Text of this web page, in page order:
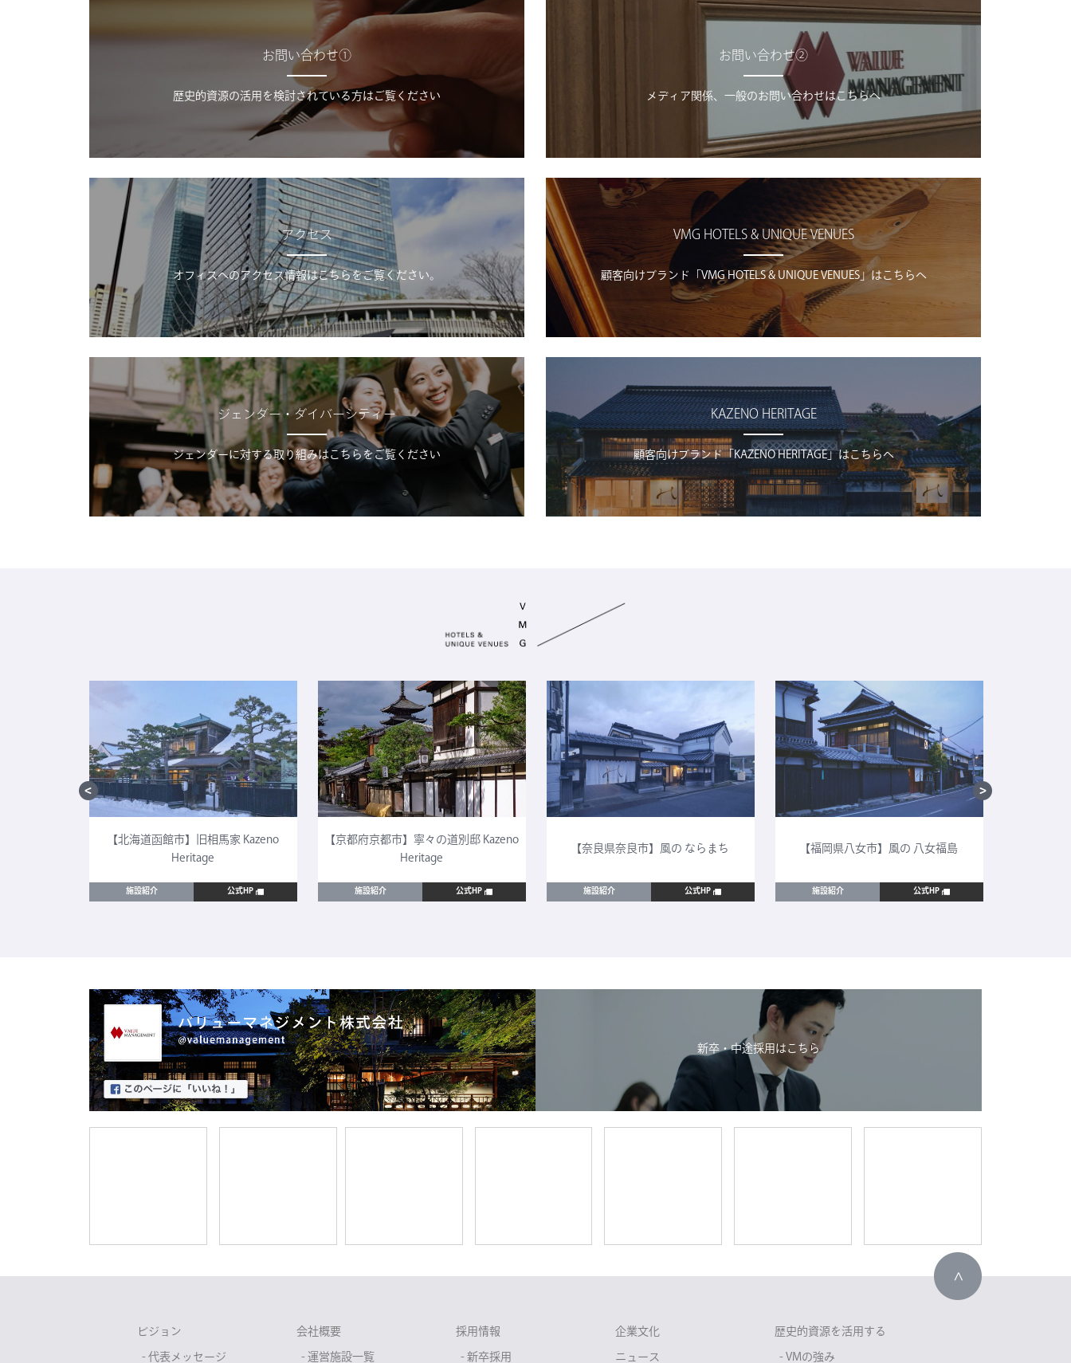
お問い合わせ①
歴史的資源の活用を検討されている方はご覧ください
お問い合わせ②
メディア関係、一般のお問い合わせはこちらへ
アクセス
オフィスへのアクセス情報はこちらをご覧ください。
VMG HOTELS & UNIQUE VENUES
顧客向けブランド「VMG HOTELS & UNIQUE VENUES」はこちらへ
ジェンダー・ダイバーシティー
ジェンダーに対する取り組みはこちらをご覧ください
KAZENO HERITAGE
顧客向けブランド「KAZENO HERITAGE」はこちらへ
【北海道函館市】旧相馬家 Kazeno
Heritage
施設紹介 公式HP
【京都府京都市】寧々の道別邸 Kazeno
Heritage
施設紹介 公式HP
【奈良県奈良市】風の ならまち
施設紹介 公式HP
【福岡県八女市】風の 八女福島
施設紹介 公式HP
新卒・中途採用はこちら
ビジョン
- 代表メッセージ
会社概要
- 運営施設一覧
採用情報
- 新卒採用
企業文化
ニュース
歴史的資源を活用する
- VMの強み